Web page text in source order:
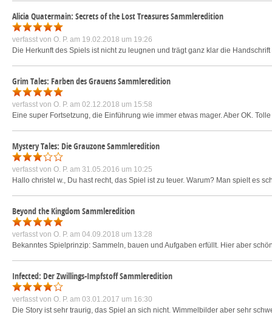
Alicia Quatermain: Secrets of the Lost Treasures Sammleredition
verfasst von O. P. am 19.02.2018 um 19:26
Die Herkunft des Spiels ist nicht zu leugnen und trägt ganz klar die
Grim Tales: Farben des Grauens Sammleredition
verfasst von O. P. am 02.12.2018 um 15:58
Eine super Fortsetzung, die Einführung wie immer etwas mager. Aber OK.
Mystery Tales: Die Grauzone Sammleredition
verfasst von O. P. am 31.05.2016 um 10:25
Hallo christel w., Du hast recht, das Spiel ist zu teuer. Warum? Man spielt es
Beyond the Kingdom Sammleredition
verfasst von O. P. am 04.09.2018 um 13:28
Bekanntes Spielprinzip: Sammeln, bauen und Aufgaben erfüllt. Hier aber
Infected: Der Zwillings-Impfstoff Sammleredition
verfasst von O. P. am 03.01.2017 um 16:30
Die Story ist sehr traurig, das Spiel an sich nicht. Wimmelbilder aber sehr